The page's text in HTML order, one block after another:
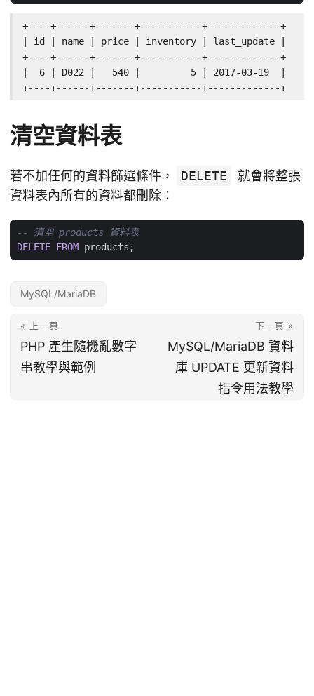
+----+------+-------+-----------+-------------+
| id | name | price | inventory | last_update |
+----+------+-------+-----------+-------------+
|  6 | D022 |   540 |         5 | 2017-03-19  |
+----+------+-------+-----------+-------------+
清空資料表
若不加任何的資料篩選條件， DELETE
就會將整張
資料表內所有的資料都刪除：
DELETE FROM products ;
MySQL/MariaDB
« 上一頁
PHP 產生隨機亂數字
串教學與範例
下一頁 »
MySQL/MariaDB 資料
庫 UPDATE 更新資料
指令用法教學